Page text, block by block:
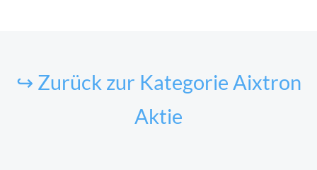
↪ Zurück zur Kategorie Aixtron
Aktie